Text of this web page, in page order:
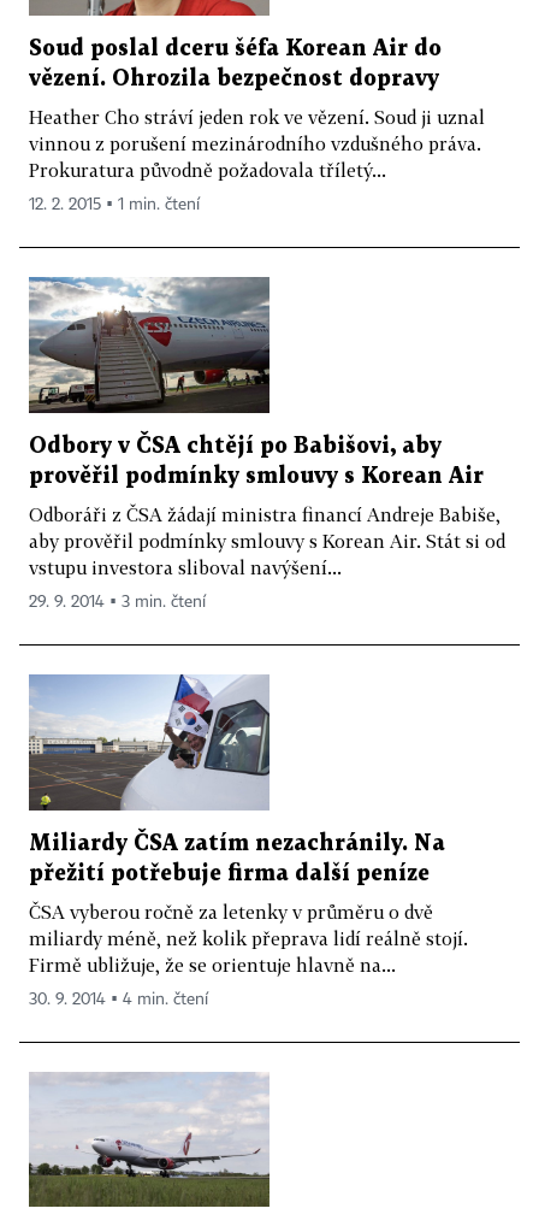
Soud poslal dceru šéfa Korean Air do
vězení. Ohrozila bezpečnost dopravy
Heather Cho stráví jeden rok ve vězení. Soud ji uznal
vinnou z porušení mezinárodního vzdušného práva.
Prokuratura původně požadovala tříletý...
12. 2. 2015 ▪ 1 min. čtení
Odbory v ČSA chtějí po Babišovi, aby
prověřil podmínky smlouvy s Korean Air
Odboráři z ČSA žádají ministra financí Andreje Babiše,
aby prověřil podmínky smlouvy s Korean Air. Stát si od
vstupu investora sliboval navýšení...
29. 9. 2014 ▪ 3 min. čtení
Miliardy ČSA zatím nezachránily. Na
přežití potřebuje firma další peníze
ČSA vyberou ročně za letenky v průměru o dvě
miliardy méně, než kolik přeprava lidí reálně stojí.
Firmě ubližuje, že se orientuje hlavně na...
30. 9. 2014 ▪ 4 min. čtení